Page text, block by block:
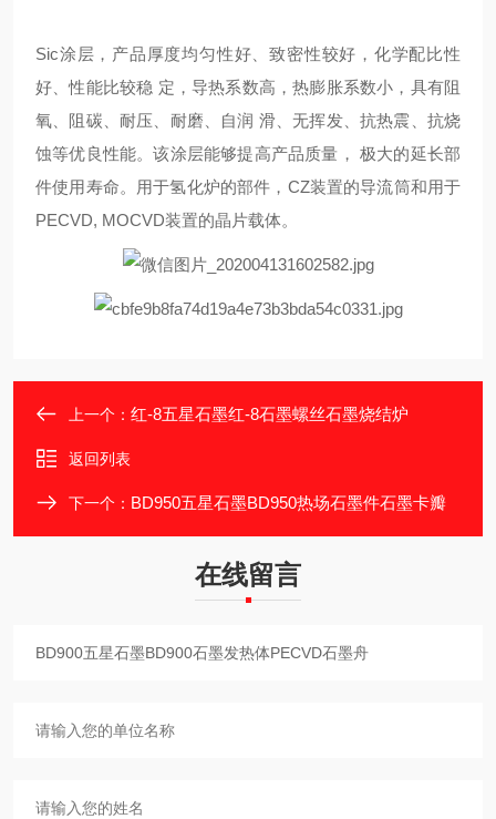
Sic涂层，产品厚度均匀性好、致密性较好，化学配比性
好、性能比较稳 定，导热系数高，热膨胀系数小，具有阻
氧、阻碳、耐压、耐磨、自润 滑、无挥发、抗热震、抗烧
蚀等优良性能。该涂层能够提高产品质量， 极大的延长部
件使用寿命。用于氢化炉的部件，CZ装置的导流筒和用于
PECVD, MOCVD装置的晶片载体。
上一个： 红-8五星石墨红-8石墨螺丝石墨烧结炉
返回列表
下一个： BD950五星石墨BD950热场石墨件石墨卡瓣
在线留言